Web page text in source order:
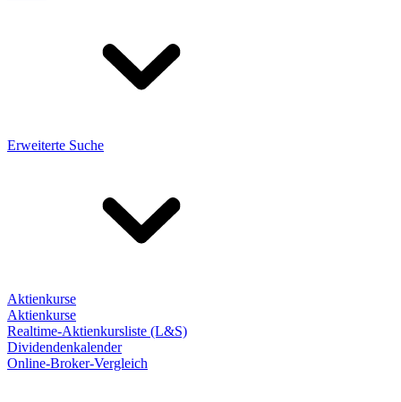
Erweiterte Suche
Aktienkurse
Aktienkurse
Realtime-Aktienkursliste (L&S)
Dividendenkalender
Online-Broker-Vergleich